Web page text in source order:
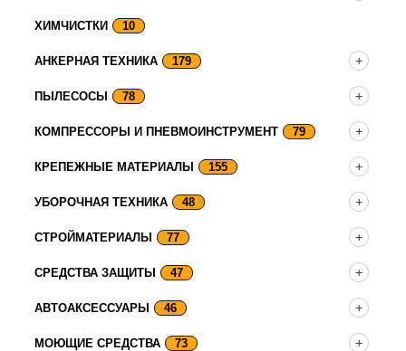
ХИМЧИСТКИ 10
АНКЕРНАЯ ТЕХНИКА 179
ПЫЛЕСОСЫ 78
КОМПРЕССОРЫ И ПНЕВМОИНСТРУМЕНТ 79
КРЕПЕЖНЫЕ МАТЕРИАЛЫ 155
УБОРОЧНАЯ ТЕХНИКА 48
СТРОЙМАТЕРИАЛЫ 77
СРЕДСТВА ЗАЩИТЫ 47
АВТОАКСЕССУАРЫ 46
МОЮЩИЕ СРЕДСТВА 73